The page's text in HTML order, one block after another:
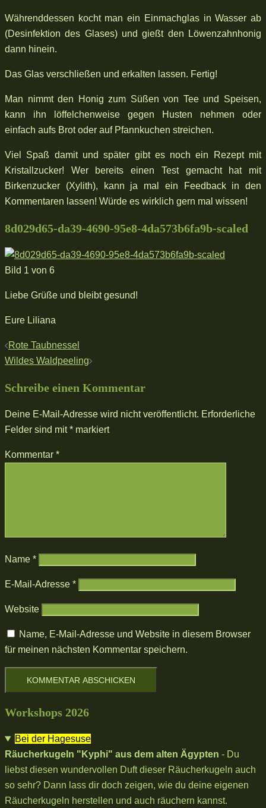
Währenddessen kocht man ein Einmachglas in Wasser ab
(Desinfektion des Glases) und gießt den Löwenzahnhonig
dann hinein.
Das Glas verschließen und erkalten lassen. Fertig!
Man nimmt den Honig zum Süßen von Tee und Speisen,
kann ihn löffelchenweise gegen Husten nehmen oder
einfach aufs Brot oder auf Pfannkuchen streichen.
Viel Spaß damit und später gibt es noch ein Rezept mit
Kristallzucker! Wer bereits einen Test gemacht hat mit
Birkenzucker (Xylith), kann ja mal ein Feedback in den
Kommentaren lassen! Würde es wirklich gern mal wissen!
8d029d65-da39-4690-95e8-4da573b6fa9b-scaled
Bild 1 von 6
Liebe Grüße und bleibt gesund!
Eure Liliana
Beitragsnavigation
Rote Taubnessel
Wildes Waldpeeling
Schreibe einen Kommentar
Deine E-Mail-Adresse wird nicht veröffentlicht. Erforderliche
Felder sind mit* markiert
Kommentar *
Name *
E-Mail-Adresse *
Website
Name, E-Mail-Adresse und Website in diesem Browser
für meinen nächsten Kommentar speichern.
Workshops 2026
Bei der Hagesuse
Räucherkugeln "Kyphi" aus dem alten Ägypten - Du
liebst diesen wundervollen Duft dieser Räucherkugeln auch
so sehr? Dann lass dir doch zeigen, wie du deine eigenen
Räucherkugeln herstellen und auch räuchern kannst.